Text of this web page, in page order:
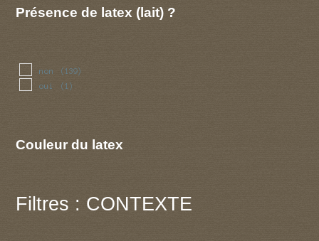
Présence de latex (lait) ?
non (139)
oui (1)
Couleur du latex
Filtres : CONTEXTE